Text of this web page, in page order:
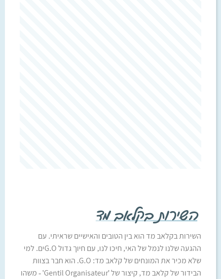
השירות בקלאב מד
השירות בקלאב מד הוא בין הטובים והאישיים שראיתי. עם
ההגעה שלנו לנמל של האי, חיכו לנו, עם חיוך גדול G.Oים. למי
שלא מכיר את המונחים של קלאב מד: G.O. הוא חבר בצוות
הבידור של קלאב מד, קיצור של 'Gentil Organisateur' - משהו